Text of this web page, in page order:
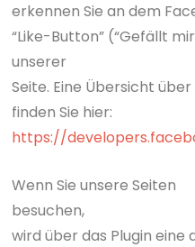
erkennen Sie an dem
“Like-Button” (“Gefällt
unserer
Seite. Eine Übersicht
finden Sie hier:
https://
Wenn Sie unsere Seiten
besuchen,
wird über das Plugin eine